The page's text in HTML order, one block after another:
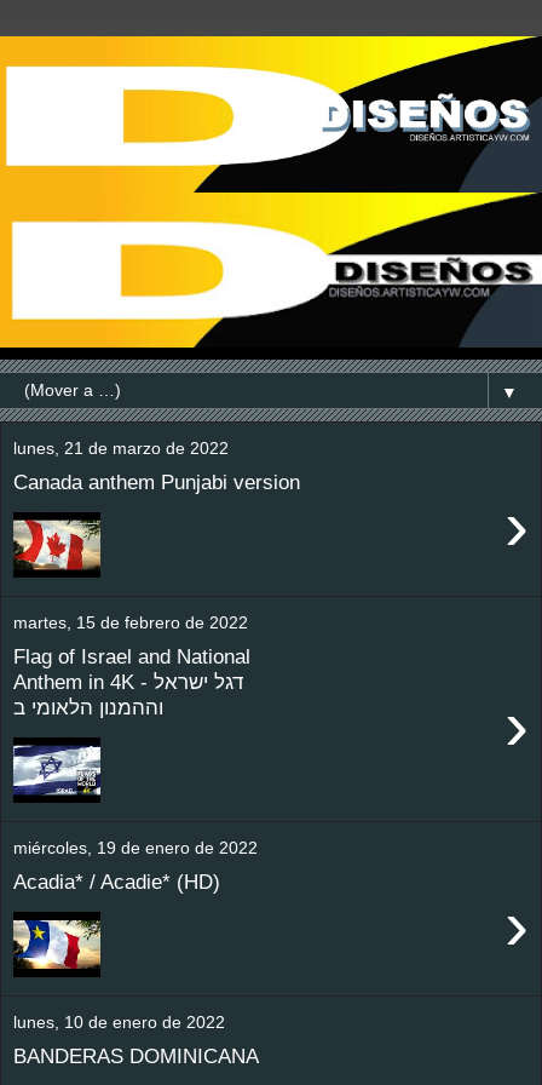
▼
lunes, 21 de marzo de 2022
Canada anthem Punjabi version
›
martes, 15 de febrero de 2022
Flag of Israel and National
Anthem in 4K - דגל ישראל
וההמנון הלאומי ב
›
miércoles, 19 de enero de 2022
Acadia* / Acadie* (HD)
›
lunes, 10 de enero de 2022
BANDERAS DOMINICANA